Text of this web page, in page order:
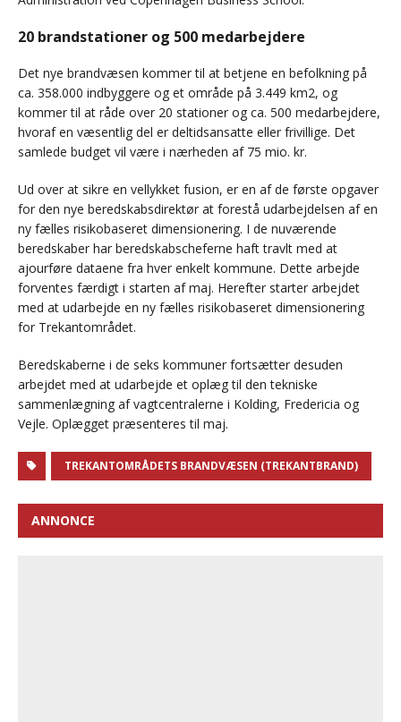
20 brandstationer og 500 medarbejdere
Det nye brandvæsen kommer til at betjene en befolkning på
ca. 358.000 indbyggere og et område på 3.449 km2, og
kommer til at råde over 20 stationer og ca. 500 medarbejdere,
hvoraf en væsentlig del er deltidsansatte eller frivillige. Det
samlede budget vil være i nærheden af 75 mio. kr.
Ud over at sikre en vellykket fusion, er en af de første opgaver
for den nye beredskabsdirektør at forestå udarbejdelsen af en
ny fælles risikobaseret dimensionering. I de nuværende
beredskaber har beredskabscheferne haft travlt med at
ajourføre dataene fra hver enkelt kommune. Dette arbejde
forventes færdigt i starten af maj. Herefter starter arbejdet
med at udarbejde en ny fælles risikobaseret dimensionering
for Trekantområdet.
Beredskaberne i de seks kommuner fortsætter desuden
arbejdet med at udarbejde et oplæg til den tekniske
sammenlægning af vagtcentralerne i Kolding, Fredericia og
Vejle. Oplægget præsenteres til maj.
TREKANTOMRÅDETS BRANDVÆSEN (TREKANTBRAND)
ANNONCE